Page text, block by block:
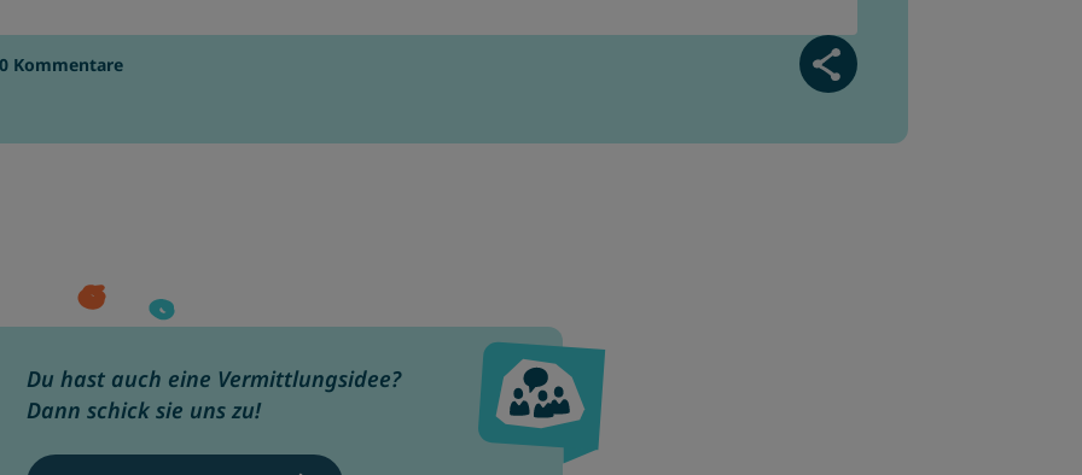
0 Kommentare
Du hast auch eine Vermittlungsidee?
Dann schick sie uns zu!